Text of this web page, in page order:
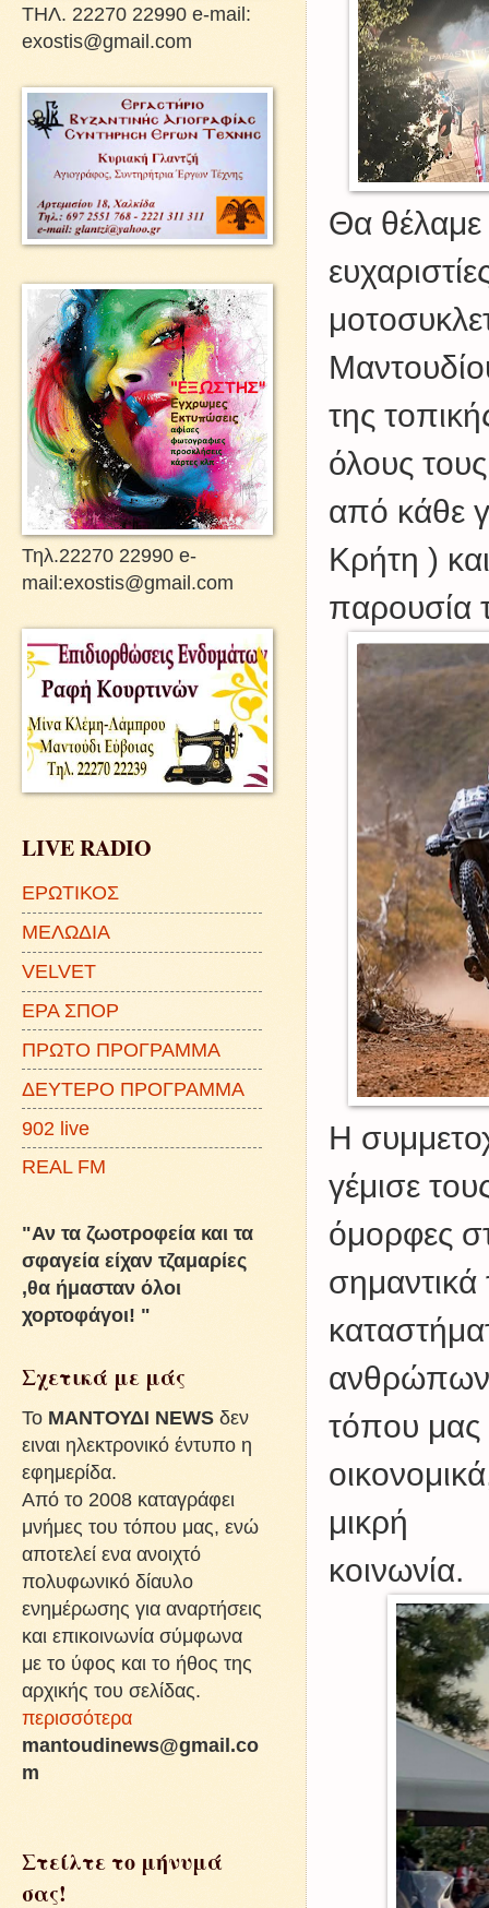
Θα θέλαμε
της
όλους
από κάθε
Κρήτη )
παρουσία
Η
γέμισε
όμορφες
σημαντικά
ανθρώπων
τόπου μας
μικρή
κοινωνία.
ΤΗΛ. 22270 22990 e-mail:
exostis@gmail.com
Τηλ.22270 22990 e-
mail:exostis@gmail.com
LIVE RADIO
ΕΡΩΤΙΚΟΣ
ΜΕΛΩΔΙΑ
VELVET
ΕΡΑ ΣΠΟΡ
ΠΡΩΤΟ ΠΡΟΓΡΑΜΜΑ
ΔΕΥΤΕΡΟ ΠΡΟΓΡΑΜΜΑ
902 live
REAL FM
"Αν τα ζωοτροφεία και τα
σφαγεία είχαν τζαμαρίες
,θα ήμασταν όλοι
χορτοφάγοι! "
Σχετικά με μάς
To ΜΑΝΤΟΥΔΙ NEWS δεν
ειναι ηλεκτρονικό έντυπο η
εφημερίδα.
Από το 2008 καταγράφει
μνήμες του τόπου μας, ενώ
αποτελεί ενα ανοιχτό
πολυφωνικό δίαυλο
ενημέρωσης για αναρτήσεις
και επικοινωνία σύμφωνα
με το ύφος και το ήθος της
αρχικής του σελίδας.
περισσότερα
mantoudinews@gmail.co
m
Στείλτε το μήνυμά
σας!